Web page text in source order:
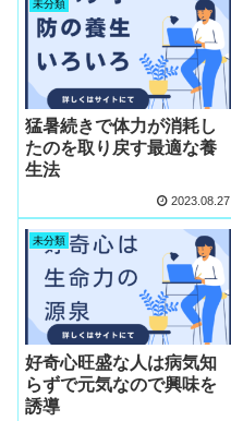
未分類
猛暑続きで体力が消耗し
たのを取り戻す最適な養
生法
2023.08.27
未分類
好奇心旺盛な人は病気知
らずで元気なので興味を
誘導